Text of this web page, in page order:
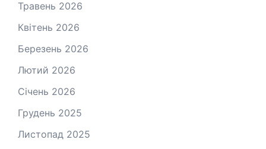
Травень 2026
Квітень 2026
Березень 2026
Лютий 2026
Січень 2026
Грудень 2025
Листопад 2025